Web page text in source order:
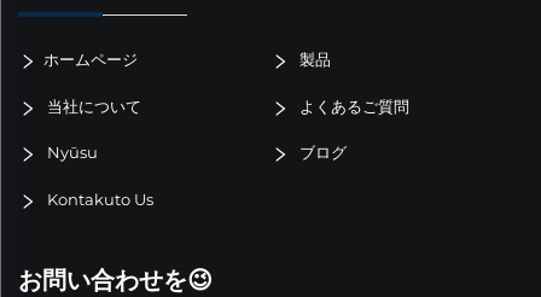
ホームページ 製品
当社について よくあるご質問
Nyūsu ブログ
Kontakuto Us
お問い合わせを😉